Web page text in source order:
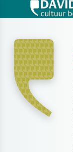
Zoek:
Zoeken